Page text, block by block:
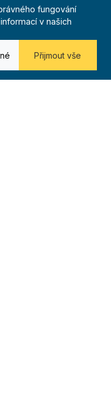
fungování
v našich
Přijmout vše